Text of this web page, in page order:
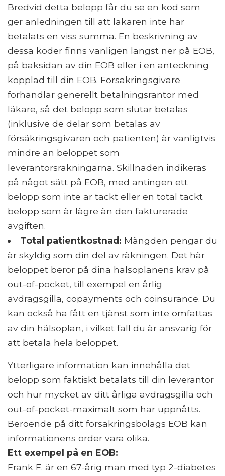
Bredvid detta belopp får du se en kod som
ger anledningen till att läkaren inte har
betalats en viss summa. En beskrivning av
dessa koder finns vanligen längst ner på EOB,
på baksidan av din EOB eller i en anteckning
kopplad till din EOB. Försäkringsgivare
förhandlar generellt betalningsräntor med
läkare, så det belopp som slutar betalas
(inklusive de delar som betalas av
försäkringsgivaren och patienten) är vanligtvis
mindre än beloppet som
leverantörsräkningarna. Skillnaden indikeras
på något sätt på EOB, med antingen ett
belopp som inte är täckt eller en total täckt
belopp som är lägre än den fakturerade
avgiften.
Total patientkostnad: Mängden pengar du
är skyldig som din del av räkningen. Det här
beloppet beror på dina hälsoplanens krav på
out-of-pocket, till exempel en årlig
avdragsgilla, copayments och coinsurance. Du
kan också ha fått en tjänst som inte omfattas
av din hälsoplan, i vilket fall du är ansvarig för
att betala hela beloppet.
Ytterligare information kan innehålla det
belopp som faktiskt betalats till din leverantör
och hur mycket av ditt årliga avdragsgilla och
out-of-pocket-maximalt som har uppnåtts.
Beroende på ditt försäkringsbolags EOB kan
informationens order vara olika.
Ett exempel på en EOB:
Frank F. är en 67-årig man med typ 2-diabetes